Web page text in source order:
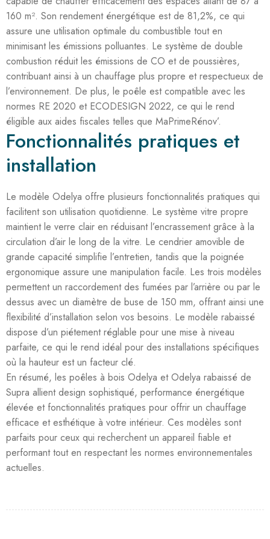
160 m². Son rendement énergétique est de 81,2%, ce qui
assure une utilisation optimale du combustible tout en
minimisant les émissions polluantes. Le système de double
combustion réduit les émissions de CO et de poussières,
contribuant ainsi à un chauffage plus propre et respectueux de
l’environnement. De plus, le poêle est compatible avec les
normes RE 2020 et ECODESIGN 2022, ce qui le rend
éligible aux aides fiscales telles que MaPrimeRénov’.
Fonctionnalités pratiques et
installation
Le modèle Odelya offre plusieurs fonctionnalités pratiques qui
facilitent son utilisation quotidienne. Le système vitre propre
maintient le verre clair en réduisant l’encrassement grâce à la
circulation d’air le long de la vitre. Le cendrier amovible de
grande capacité simplifie l’entretien, tandis que la poignée
ergonomique assure une manipulation facile. Les trois modèles
permettent un raccordement des fumées par l’arrière ou par le
dessus avec un diamètre de buse de 150 mm, offrant ainsi une
flexibilité d’installation selon vos besoins. Le modèle rabaissé
dispose d’un piétement réglable pour une mise à niveau
parfaite, ce qui le rend idéal pour des installations spécifiques
où la hauteur est un facteur clé.
En résumé, les poêles à bois Odelya et Odelya rabaissé de
Supra allient design sophistiqué, performance énergétique
élevée et fonctionnalités pratiques pour offrir un chauffage
efficace et esthétique à votre intérieur. Ces modèles sont
parfaits pour ceux qui recherchent un appareil fiable et
performant tout en respectant les normes environnementales
actuelles.